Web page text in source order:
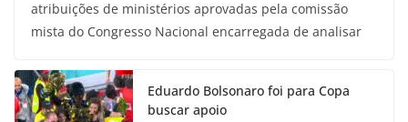
atribuições de ministérios aprovadas pela comissão
mista do Congresso Nacional encarregada de analisar
Eduardo Bolsonaro foi para Copa
buscar apoio